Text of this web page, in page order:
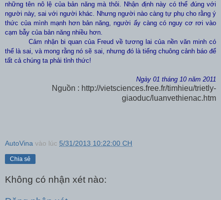
những tên nô lệ của bản năng mà thôi. Nhận định này có thể đúng với
người này, sai với người khác. Nhưng người nào càng tự phụ cho rằng ý
thức của mình mạnh hơn bản năng, người ấy càng có nguy cơ rơi vào
cạm bẫy của bản năng nhiều hơn.
Cảm nhận bi quan của Freud về tương lai của nền văn minh có
thể là sai, và mong rằng nó sẽ sai, nhưng đó là tiếng chuông cảnh báo để
tất cả chúng ta phải tỉnh thức!
Ngày 01 tháng 10 năm 2011
Nguồn : http://vietsciences.free.fr/timhieu/trietly-
giaoduc/luanvethienac.htm
AutoVina vào lúc 5/31/2013 10:22:00 CH
Chia sẻ
Không có nhận xét nào: